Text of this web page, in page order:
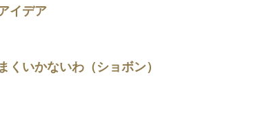
イデア
くいかないわ（ショボン）